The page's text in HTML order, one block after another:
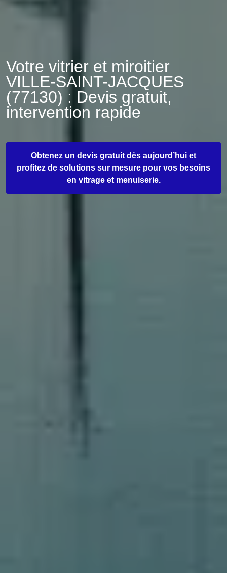
Votre vitrier et miroitier
VILLE-SAINT-JACQUES
(77130) : Devis gratuit,
intervention rapide
Obtenez un devis gratuit dès aujourd’hui et
profitez de solutions sur mesure pour vos besoins
en vitrage et menuiserie.